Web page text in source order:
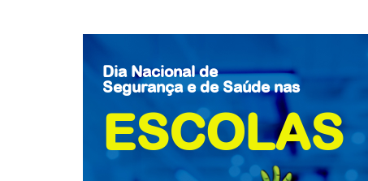
Dia Nacional de
Segurança e de Saúde nas
ESCOLAS